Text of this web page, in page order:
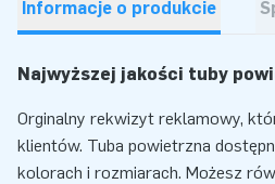
Informacje o produkcie
Najwyższej jakości tuby
Orginalny rekwizyt reklamowy,
klientów. Tuba powietrzna
kolorach i rozmiarach. Możesz